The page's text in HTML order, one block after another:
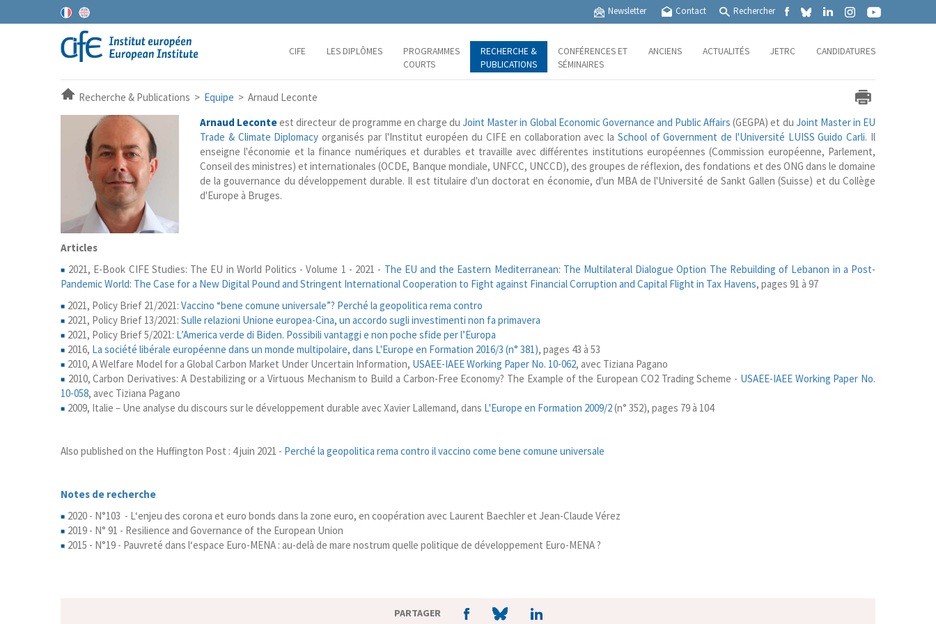
Newsletter Contact Rechercher
CIFE LES DIPLÔMES
PROGRAMMES
COURTS
RECHERCHE &
PUBLICATIONS
CONFÉRENCES ET
SÉMINAIRES
ANCIENS ACTUALITÉS JETRC CANDIDATURES
Recherche & Publications > Equipe > Arnaud Leconte
Arnaud Leconteest directeur de programme en charge duJoint Master in Global Economic Governance and Public Affairs (GEGPA) et du Joint Master in EU
Trade & Climate Diplomacy organisés par l'Institut européen du CIFE en collaboration avec la School of Government de l'Université LUISS Guido Carli. Il
enseigne l'économie et la finance numériques et durables et travaille avec différentes institutions européennes (Commission européenne, Parlement,
Conseil des ministres) et internationales (OCDE, Banque mondiale, UNFCC, UNCCD), des groupes de réflexion, des fondations et des ONG dans le domaine
de la gouvernance du développement durable. Il est titulaire d'un doctorat en économie, d'un MBA de l'Université de Sankt Gallen (Suisse) et du Collège
d'Europe à Bruges.
Articles
2021, E-Book CIFE Studies: The EU in World Politics - Volume 1 - 2021 - The EU and the Eastern Mediterranean: The Multilateral Dialogue Option The Rebuilding of Lebanon in a Post-
Pandemic World: The Case for a New Digital Pound and Stringent International Cooperation to Fight against Financial Corruption and Capital Flight in Tax Havens, pages 91 à 97
2021, Policy Brief 21/2021: Vaccino “bene comune universale”? Perché la geopolitica rema contro
2021, Policy Brief 13/2021: Sulle relazioni Unione europea-Cina, un accordo sugli investimenti non fa primavera
2021, Policy Brief 5/2021: L’America verde di Biden. Possibili vantaggi e non poche sfide per l’Europa
2016, La société libérale européenne dans un monde multipolaire, dans L'Europe en Formation 2016/3 (n° 381), pages 43 à 53
2010, A Welfare Model for a Global Carbon Market Under Uncertain Information, USAEE-IAEE Working Paper No. 10-062, avec Tiziana Pagano
2010, Carbon Derivatives: A Destabilizing or a Virtuous Mechanism to Build a Carbon-Free Economy? The Example of the European CO2 Trading Scheme - USAEE-IAEE Working Paper No.
10-058, avec Tiziana Pagano
2009, Italie – Une analyse du discours sur le développement durable avec Xavier Lallemand, dans L'Europe en Formation 2009/2(n° 352), pages 79 à 104
Also published on the Huffington Post : 4 juin 2021 - Perché la geopolitica rema contro il vaccino come bene comune universale
Notes de recherche
2020 - N°103 - L‘enjeu des corona et euro bonds dans la zone euro, en coopération avec Laurent Baechler et Jean-Claude Vérez
2019 - N° 91 - Resilience and Governance of the European Union
2015 - N°19 - Pauvreté dans l‘espace Euro-MENA : au-delà de mare nostrum quelle politique de développement Euro-MENA ?
PARTAGER